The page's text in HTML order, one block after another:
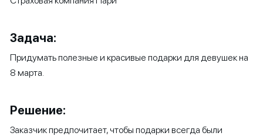
Задача:
Придумать полезные и красивые подарки для девушек на
8 марта.
Решение:
Заказчик предпочитает, чтобы подарки всегда были